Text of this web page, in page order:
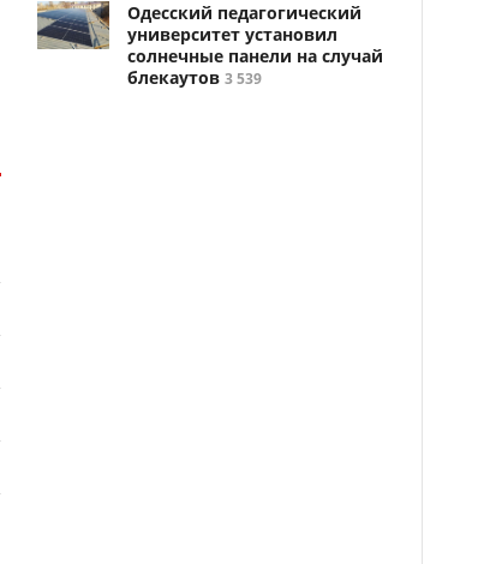
Одесский педагогический
университет установил
солнечные панели на случай
блекаутов 3 539